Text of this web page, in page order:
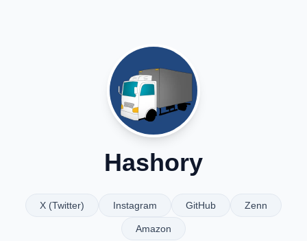
Hashory
X (Twitter) Instagram GitHub Zenn
Amazon